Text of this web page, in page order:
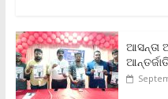
e
b
o
o
k
t
t
e
r
i
l
t
s
A
p
p
L
i
n
k
t
F
r
i
ଆସନ୍ତା